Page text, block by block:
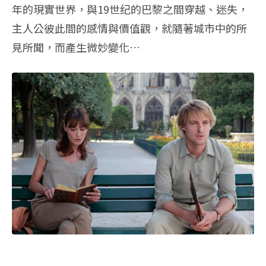
年的現實世界，與19世纪的巴黎之間穿越、迷失，
主人公彼此間的感情與價值觀，就隨著城市中的所
見所聞，而產生微妙變化…